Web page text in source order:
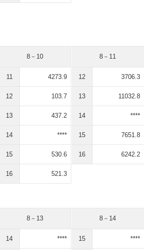
8－10
11 4273.9
12 103.7
13 437.2
14 ****
15 530.6
16 521.3
8－11
12 3706.3
13 11032.8
14 ****
15 7651.8
16 6242.2
8－13
14 ****
8－14
15 ****